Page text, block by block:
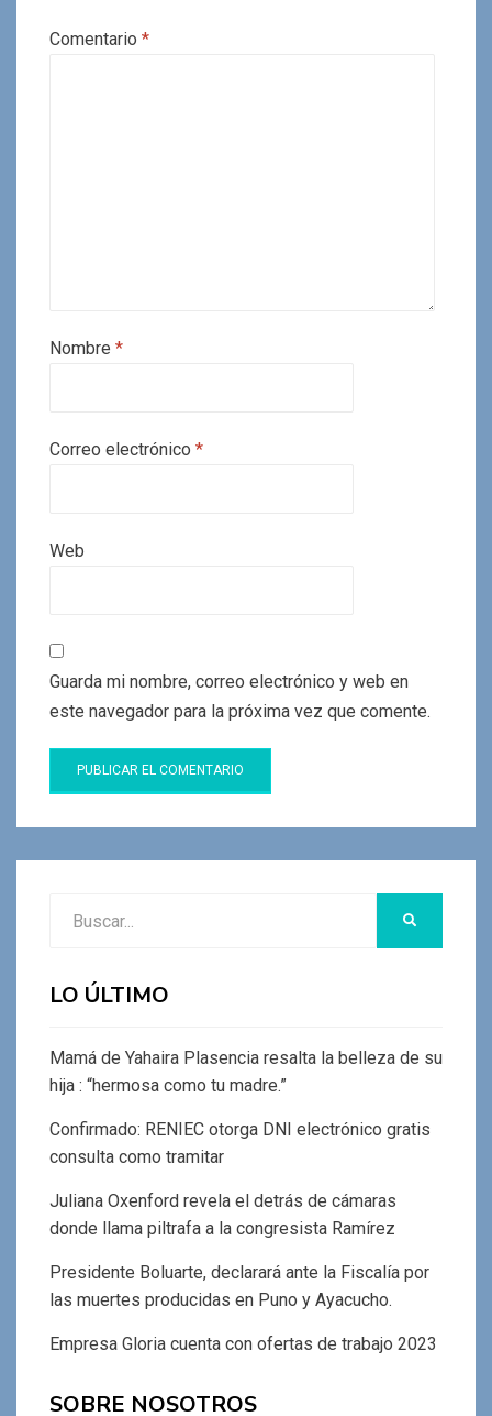
Comentario *
Nombre *
Correo electrónico *
Web
Guarda mi nombre, correo electrónico y web en
este navegador para la próxima vez que comente.
LO ÚLTIMO
Mamá de Yahaira Plasencia resalta la belleza de su
hija : “hermosa como tu madre.”
Confirmado: RENIEC otorga DNI electrónico gratis
consulta como tramitar
Juliana Oxenford revela el detrás de cámaras
donde llama piltrafa a la congresista Ramírez
Presidente Boluarte, declarará ante la Fiscalía por
las muertes producidas en Puno y Ayacucho.
Empresa Gloria cuenta con ofertas de trabajo 2023
SOBRE NOSOTROS